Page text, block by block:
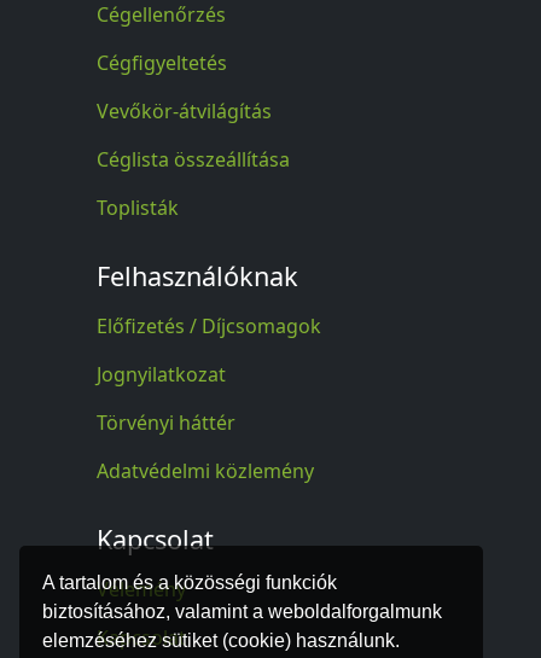
A tartalom és a közösségi funkciók
biztosításához, valamint a weboldalforgalmunk
elemzéséhez sütiket (cookie) használunk.
Cégellenőrzés
Cégfigyeltetés
Vevőkör-átvilágítás
Céglista összeállítása
Toplisták
Felhasználóknak
Előfizetés / Díjcsomagok
Jognyilatkozat
Törvényi háttér
Adatvédelmi közlemény
Kapcsolat
Vélemény
Kapcsolat